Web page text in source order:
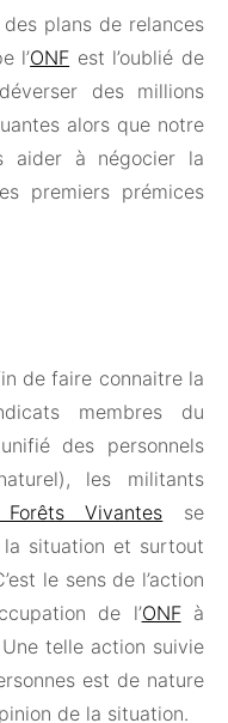
plans de relances
l’ONF est l’oublié de
des millions
alors que notre
aider à négocier la
premiers prémices
de faire connaitre la
membres du
des personnels
les militants
Vivantes se
situation et surtout
le sens de l’action
de l’ONFà
telle action suivie
est de nature
de la situation.